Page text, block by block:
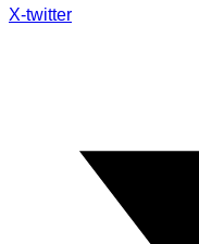
X-twitter